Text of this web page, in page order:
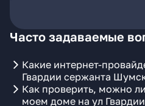
Часто задаваемые
Какие интернет-
Гвардии сержанта
Как проверить, можно
моем доме на ул